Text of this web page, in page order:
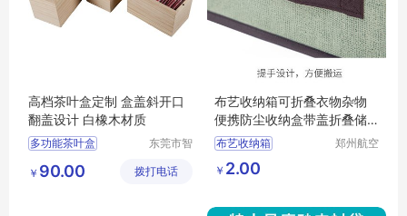
高档茶叶盒定制 盒盖斜开口
翻盖设计 白橡木材质
多功能茶叶盒
茶叶收纳盒
东莞市智
限公司
￥ 90.00 拨打电话
布艺收纳箱可折叠衣物杂物
便携防尘收纳盒带盖折叠储
物箱
布艺收纳箱
可折叠衣物
杂物便携防尘
郑州航空
￥ 2.00